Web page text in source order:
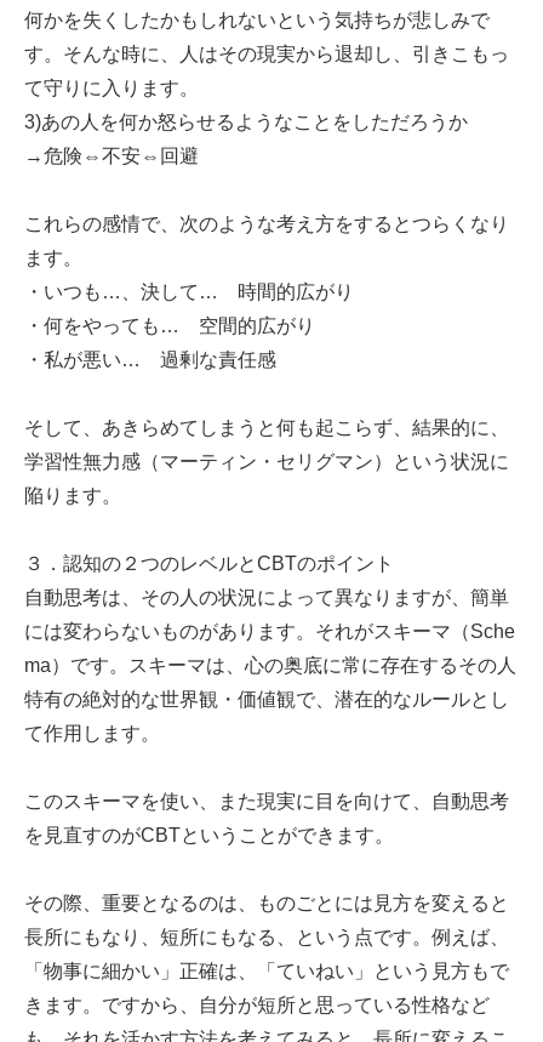
何かを失くしたかもしれないという気持ちが悲しみで
す。そんな時に、人はその現実から退却し、引きこもっ
て守りに入ります。
3)あの人を何か怒らせるようなことをしただろうか
→危険⇔不安⇔回避
これらの感情で、次のような考え方をするとつらくなり
ます。
・いつも…、決して… 時間的広がり
・何をやっても… 空間的広がり
・私が悪い… 過剰な責任感
そして、あきらめてしまうと何も起こらず、結果的に、
学習性無力感（マーティン・セリグマン）という状況に
陥ります。
３．認知の２つのレベルとCBTのポイント
自動思考は、その人の状況によって異なりますが、簡単
には変わらないものがあります。それがスキーマ（Sche
ma）です。スキーマは、心の奥底に常に存在するその人
特有の絶対的な世界観・価値観で、潜在的なルールとし
て作用します。
このスキーマを使い、また現実に目を向けて、自動思考
を見直すのがCBTということができます。
その際、重要となるのは、ものごとには見方を変えると
長所にもなり、短所にもなる、という点です。例えば、
「物事に細かい」正確は、「ていねい」という見方もで
きます。ですから、自分が短所と思っている性格など